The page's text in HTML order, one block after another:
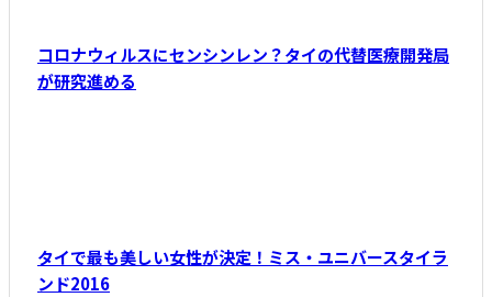
コロナウィルスにセンシンレン？タイの代替医療開発局
が研究進める
タイで最も美しい女性が決定！ミス・ユニバースタイラ
ンド2016